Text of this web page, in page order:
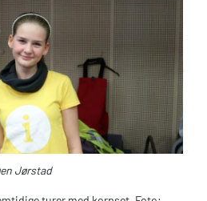
Jørstad